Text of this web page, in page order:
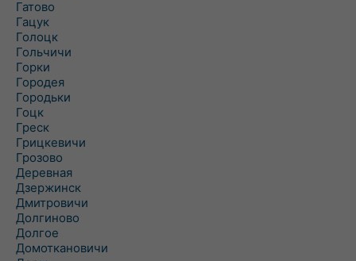
Гатово
Гацук
Голоцк
Гольчичи
Горки
Городея
Городьки
Гоцк
Греск
Грицкевичи
Грозово
Деревная
Дзержинск
Дмитровичи
Долгиново
Долгое
Домоткановичи